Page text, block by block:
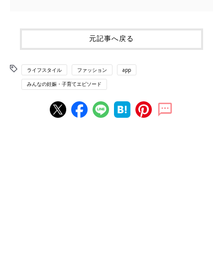
元記事へ戻る
ライフスタイル ファッション app
みんなの妊娠・子育てエピソード